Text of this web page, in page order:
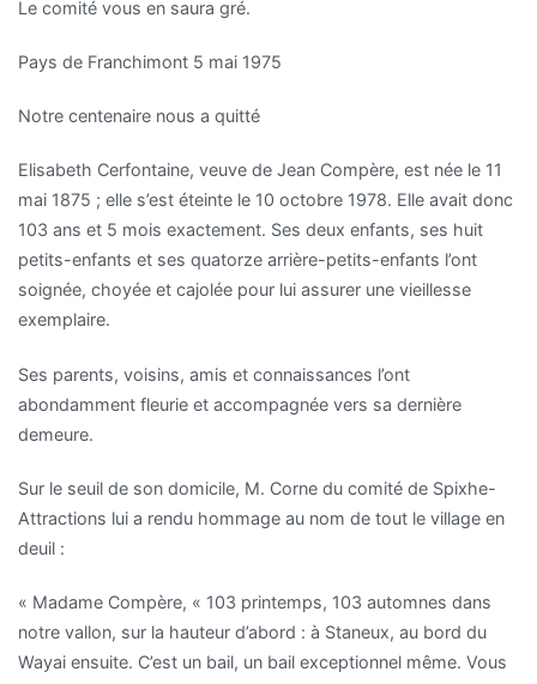
Le comité vous en saura gré.
Pays de Franchimont 5 mai 1975
Notre centenaire nous a quitté
Elisabeth Cerfontaine, veuve de Jean Compère, est née le 11
mai 1875 ; elle s’est éteinte le 10 octobre 1978. Elle avait donc
103 ans et 5 mois exactement. Ses deux enfants, ses huit
petits-enfants et ses quatorze arrière-petits-enfants l’ont
soignée, choyée et cajolée pour lui assurer une vieillesse
exemplaire.
Ses parents, voisins, amis et connaissances l’ont
abondamment fleurie et accompagnée vers sa dernière
demeure.
Sur le seuil de son domicile, M. Corne du comité de Spixhe-
Attractions lui a rendu hommage au nom de tout le village en
deuil :
« Madame Compère, « 103 printemps, 103 automnes dans
notre vallon, sur la hauteur d’abord : à Staneux, au bord du
Wayai ensuite. C’est un bail, un bail exceptionnel même. Vous